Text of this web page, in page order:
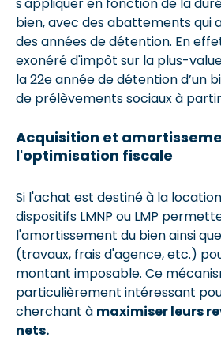
s'appliquer en fonction de la
bien, avec des abattements qui
des années de détention. En
exonéré d'impôt sur la plus-
la 22e année de détention d’un
de prélèvements sociaux à
Acquisition et
l'optimisation fiscale
Si l'achat est destiné à la
dispositifs LMNP ou LMP
l'amortissement du bien ainsi
(travaux, frais d'agence, etc.)
montant imposable. Ce
particulièrement intéressant
cherchant à maximiser leurs
nets.